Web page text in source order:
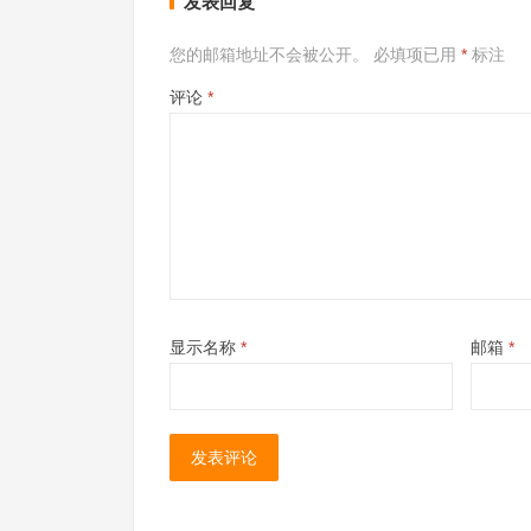
您的邮箱地址不会被公开。 必填项已用 * 标注
评论 *
显示名称 * 邮箱 *